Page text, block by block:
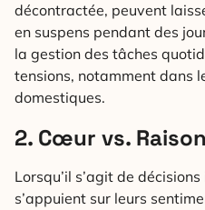
décontractée, peuvent
en suspens pendant des
la gestion des tâches
tensions, notamment dans
domestiques.
2. Cœur vs. Raison
Lorsqu’il s’agit de
s’appuient sur leurs